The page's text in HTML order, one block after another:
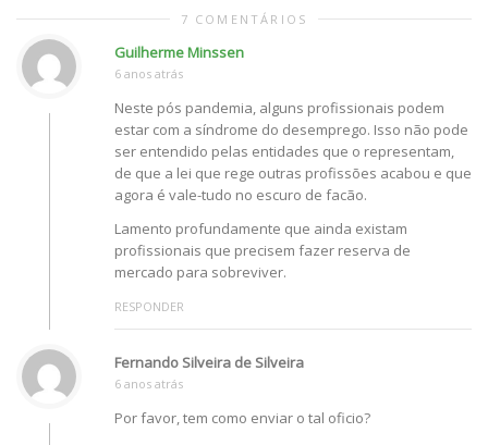
7 COMENTÁRIOS
Guilherme Minssen
6 anos atrás
Neste pós pandemia, alguns profissionais podem
estar com a síndrome do desemprego. Isso não pode
ser entendido pelas entidades que o representam,
de que a lei que rege outras profissões acabou e que
agora é vale-tudo no escuro de facão.
Lamento profundamente que ainda existam
profissionais que precisem fazer reserva de
mercado para sobreviver.
RESPONDER
Fernando Silveira de Silveira
6 anos atrás
Por favor, tem como enviar o tal oficio?